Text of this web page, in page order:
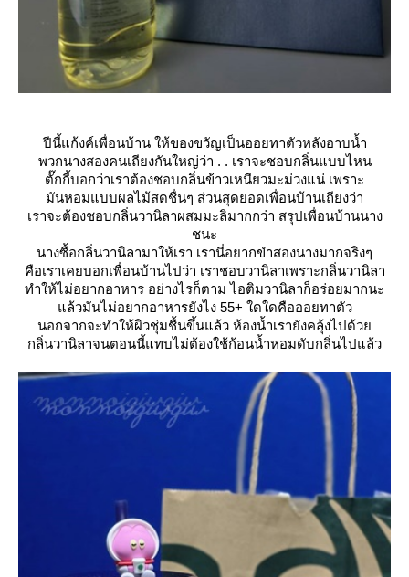
ปีนี้แก้งค์เพื่อนบ้าน ให้ของขวัญเป็นออยทาตัวหลังอาบน้ำ
พวกนางสองคนเถียงกันใหญ่ว่า . . เราจะชอบกลิ่นแบบไหน
ตั๊กกี้บอกว่าเราต้องชอบกลิ่นข้าวเหนียวมะม่วงแน่ เพราะ
มันหอมแบบผลไม้สดชื่นๆ ส่วนสุดยอดเพื่อนบ้านเถียงว่า
เราจะต้องชอบกลิ่นวานิลาผสมมะลิมากกว่า สรุปเพื่อนบ้านนาง
ชนะ
นางซื้อกลิ่นวานิลามาให้เรา เรานี่อยากขำสองนางมากจริงๆ
คือเราเคยบอกเพื่อนบ้านไปว่า เราชอบวานิลาเพราะกลิ่นวานิลา
ทำให้ไม่อยากอาหาร อย่างไรก็ตาม ไอติมวานิลาก็อร่อยมากนะ
ล้วมันไม่อยากอาหารยังไง 55+ ใดใดคือออยทาตัว
นอกจากจะทำให้ผิวชุ่มชื้นขึ้นแล้ว ห้องน้ำเรายังคลุ้งไปด้ว
กลิ่นวานิลาจนตอนนี้แทบไม่ต้องใช้ก้อนน้ำหอมดับกลิ่นไปแล้ว